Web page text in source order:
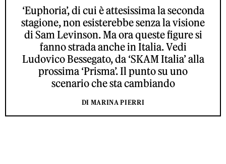
‘Euphoria’, di cui è attesissima la seconda
stagione, non esisterebbe senza la visione
di Sam Levinson. Ma ora queste figure si
fanno strada anche in Italia. Vedi
Ludovico Bessegato, da ‘SKAM Italia’ alla
prossima ‘Prisma’. Il punto su uno
scenario che sta cambiando
DI MARINA PIERRI